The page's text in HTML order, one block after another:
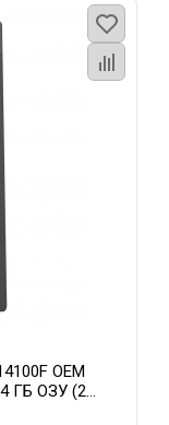
OEM
ГБ ОЗУ (2
PLUS 8GB